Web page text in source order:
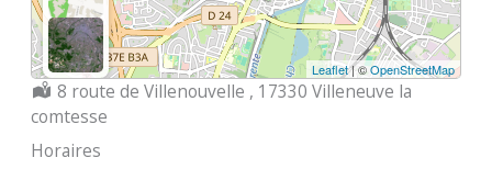
Leaflet| ©OpenStreetMap
Localisation :
8 route de Villenouvelle , 17330 Villeneuve la
comtesse
Horaires